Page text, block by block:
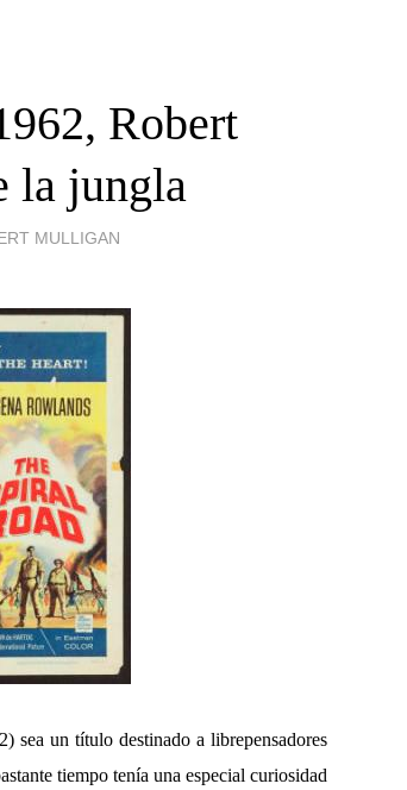
Robert
la jungla
MULLIGAN
sea un título destinado a librepensadores
tiempo tenía una especial curiosidad